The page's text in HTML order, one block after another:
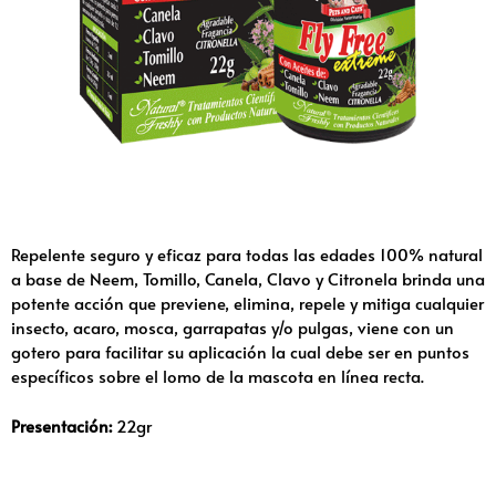
Repelente seguro y eficaz para todas las edades 100% natural
a base de Neem, Tomillo, Canela, Clavo y Citronela brinda una
potente acción que previene, elimina, repele y mitiga cualquier
insecto, acaro, mosca, garrapatas y/o pulgas, viene con un
gotero para facilitar su aplicación la cual debe ser en puntos
específicos sobre el lomo de la mascota en línea recta.
Presentación:22gr